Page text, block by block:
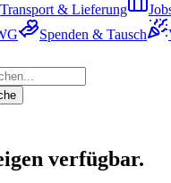
Transport & Lieferung
Spenden & Tausch
verfügbar.